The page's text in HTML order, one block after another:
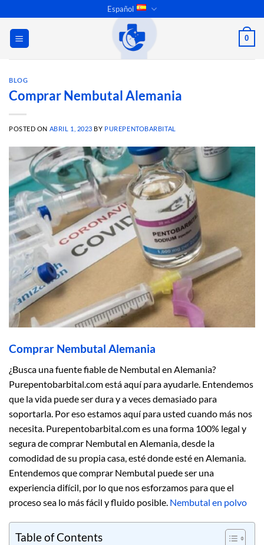
al
contenido
Español
0
BLOG
Comprar Nembutal Alemania
POSTED ON ABRIL 1, 2023 BY PUREPENTOBARBITAL
Comprar Nembutal Alemania
¿Busca una fuente fiable de Nembutal en Alemania?
Purepentobarbital.com está aquí para ayudarle. Entendemos
que la vida puede ser dura y a veces demasiado para
soportarla. Por eso estamos aquí para usted cuando más nos
necesita. Purepentobarbital.com es una forma 100% legal y
segura de comprar Nembutal en Alemania, desde la
comodidad de su propia casa, esté donde esté en Alemania.
Entendemos que comprar Nembutal puede ser una
experiencia difícil, por lo que nos esforzamos para que el
proceso sea lo más fácil y fluido posible. Nembutal en polvo
Table of Contents